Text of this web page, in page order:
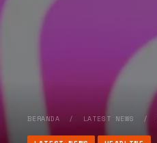
BERANDA / LATEST NEWS /